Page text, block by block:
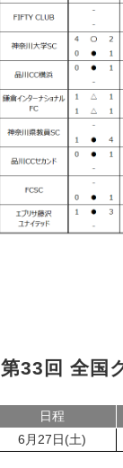
第33回 全国
日程
6月27日(土)